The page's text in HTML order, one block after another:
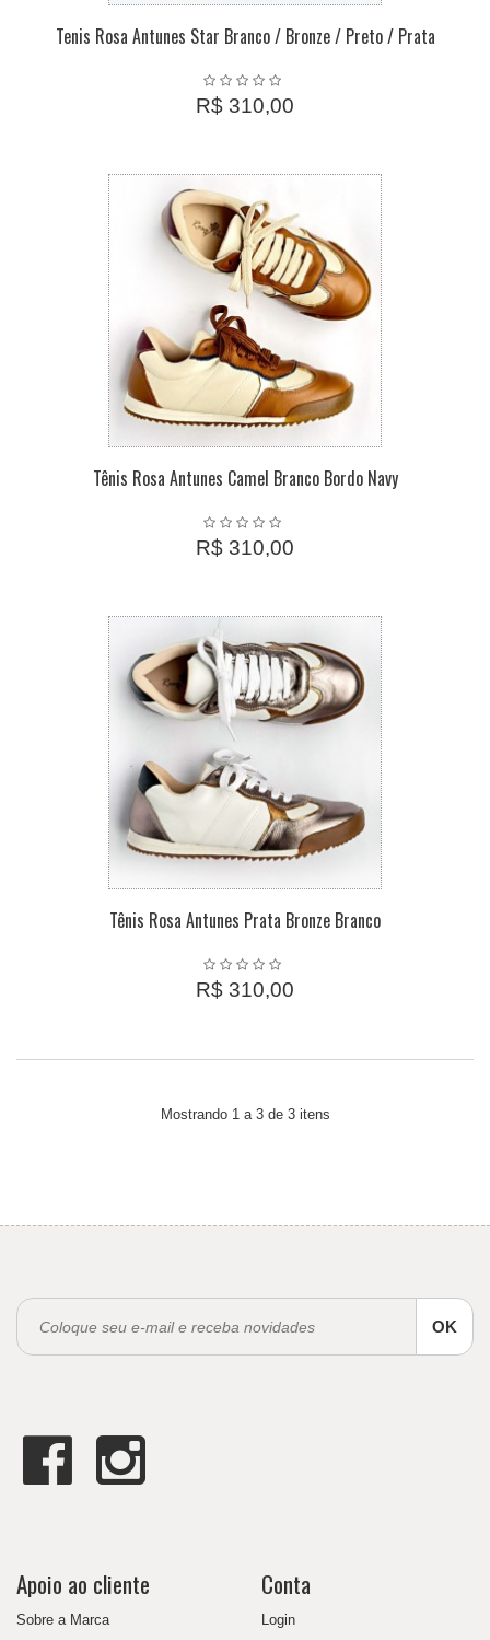
Tenis Rosa Antunes Star Branco / Bronze / Preto / Prata
R$ 310,00
Tênis Rosa Antunes Camel Branco Bordo Navy
R$ 310,00
Tênis Rosa Antunes Prata Bronze Branco
R$ 310,00
Mostrando 1 a 3 de 3 itens
OK
Apoio ao cliente
Sobre a Marca
Conta
Login